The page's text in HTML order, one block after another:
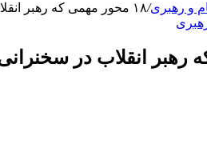
و رهبری/۱۸ محور مهمی که رهبر انقلاب در سخنرانی نوروزی مطرح کردند